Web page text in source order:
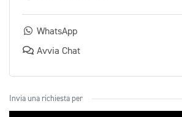
WhatsApp
Avvia Chat
Invia una richiesta per